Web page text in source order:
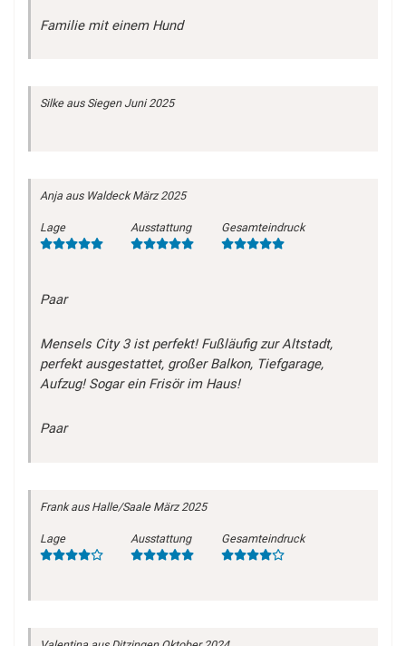
Familie mit einem Hund
Silkeaus Siegen Juni 2025
Anja aus Waldeck März 2025
Lage Ausstattung Gesamteindruck
Paar
Mensels City 3 ist perfekt! Fußläufig zur Altstadt,
perfekt ausgestattet, großer Balkon, Tiefgarage,
Aufzug! Sogar ein Frisör im Haus!
Paar
Frankaus Halle/Saale März 2025
Lage Ausstattung Gesamteindruck